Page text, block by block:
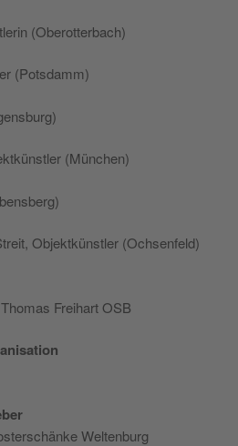
(Obe­rot­ter­bach)
(Potsdamm)
(Mün­chen)
Objek­t­kün­stler (Och­sen­feld)
Frei­hart OSB
Weltenburg